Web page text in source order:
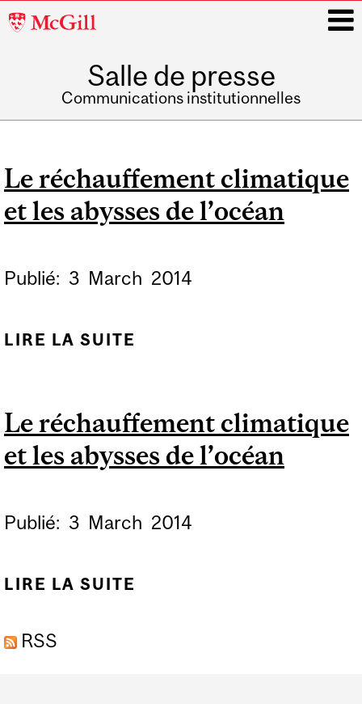
McGill
Salle de presse
Communications institutionnelles
Le réchauffement climatique
et les abysses de l’océan
Publié: 3 March 2014
LIRE LA SUITE
Le réchauffement climatique
et les abysses de l’océan
Publié: 3 March 2014
LIRE LA SUITE
RSS